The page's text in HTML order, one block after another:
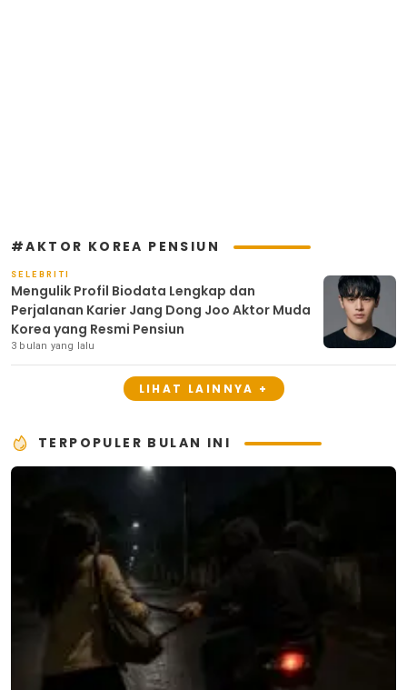
#AKTOR KOREA PENSIUN
SELEBRITI
Mengulik Profil Biodata Lengkap dan
Perjalanan Karier Jang Dong Joo Aktor Muda
Korea yang Resmi Pensiun
3 bulan yang lalu
LIHAT LAINNYA +
TERPOPULER BULAN INI